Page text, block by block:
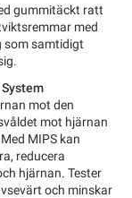
gummitäckt ratt
med
som samtidigt
mot den
mot hjärnan
MIPS kan
reducera
hjärnan. Tester
och minskar